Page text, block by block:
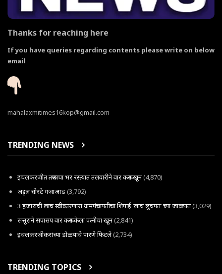
Thanks for reaching here
If you have queries regarding contents please write on below
email
mahalaxmitimes16kop@gmail.com
TRENDING NEWS
इचलकरंजीत तरूणाचा भर रस्त्यात तलवारीने वार करून खून(4,870)
अट्टल चोरटे गजाआड(3,792)
3 हजाराची लाच स्वीकारणारा ग्रामपंचायतीचा शिपाई ‘लाच लुचपत’ च्या जाळ्यात(3,029)
सत्तूराने सपासप वार करून केला पत्नीचा खून(2,841)
इचलकरंजीकरांच्या डोळयाचे पारणे फिटले(2,734)
TRENDING TOPICS